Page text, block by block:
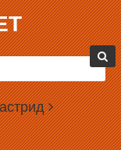
БЮДЖЕТ
Областной Думы
областного
рублей у богатого